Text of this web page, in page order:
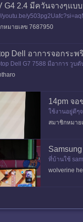
G4 2.4 มีควันจางๆแ
youtu.be/
จอดทิ้
หมายเลข 7687950
Dell อาการจอกระพ
Dell G7 7588 มีอาการ วูบ
วีแต่พอล
14pm จอ
ใช้งานอยู่ดีๆ
000 ทั้งๆที่ใช้
สมาชิกหมาย
ที่บ้านใช้
เปลี่ยนมาเป็
wolverine